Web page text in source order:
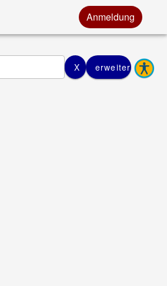
Anmeldung
X erweiterte